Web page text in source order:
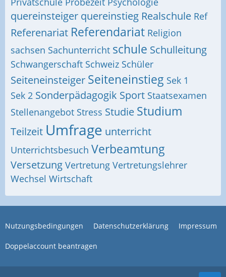
quereinsteiger quereinstieg Realschule Ref
Referenariat Referendariat Religion
sachsen Sachunterricht schule Schulleitung
Schwangerschaft Schweiz Schüler
Seiteneinsteiger Seiteneinstieg Sek 1
Sek 2 Sonderpädagogik Sport Staatsexamen
Stellenangebot Stress Studie Studium
Teilzeit Umfrage unterricht
Unterrichtsbesuch Verbeamtung
Versetzung Vertretung Vertretungslehrer
Wechsel Wirtschaft
Nutzungsbedingungen Datenschutzerklärung Impressum
Doppelaccount beantragen